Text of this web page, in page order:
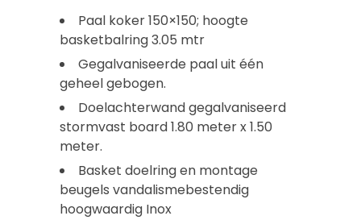
Paal koker 150×150; hoogte
basketbalring 3.05 mtr
Gegalvaniseerde paal uit één
geheel gebogen.
Doelachterwand gegalvaniseerd
stormvast board 1.80 meter x 1.50
meter.
Basket doelring en montage
beugels vandalismebestendig
hoogwaardig Inox